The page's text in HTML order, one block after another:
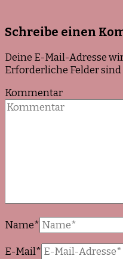
Schreibe einen
Deine E-Mail-Adresse
Erforderliche Felder
Kommentar
Name*
E-Mail*